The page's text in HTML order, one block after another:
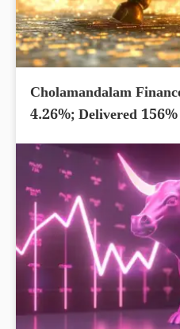
Cholamandalam
4.26%; Delivered